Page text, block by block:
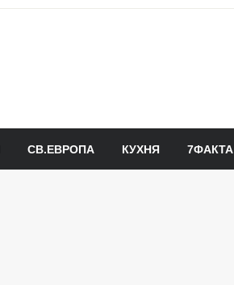
СВ.ЕВРОПА КУХНЯ 7ФАКТА